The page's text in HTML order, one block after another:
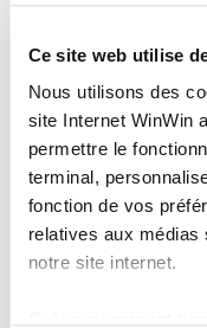
Ce site web utilise
Nous utilisons des
site Internet WinWin
permettre le
terminal,
fonction de vos
relatives aux
notre site internet.
la
SOCLES